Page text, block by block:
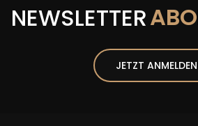
NEWSLETTER
JETZT ANMELDEN